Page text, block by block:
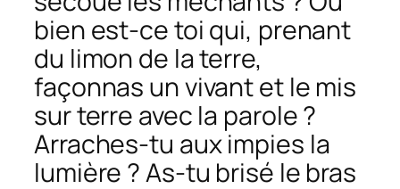
bien est-ce toi qui, prenant
du limon de la terre,
façonnas un vivant et le mis
sur terre avec la parole ?
Arraches-tu aux impies la
lumière ? As-tu brisé le bras